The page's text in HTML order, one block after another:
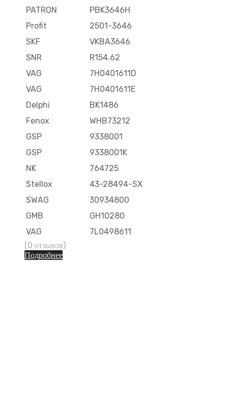
PATRON
PBK3646H
Profit
2501-3646
SKF
VKBA3646
SNR
R154.62
VAG
7H0401611D
VAG
7H0401611E
Delphi
BK1486
Fenox
WHB73212
GSP
9338001
GSP
9338001K
NK
764725
Stellox
43-28494-SX
SWAG
30934800
GMB
GH10280
VAG
7L0498611
(0 отзывов)
Подробнее